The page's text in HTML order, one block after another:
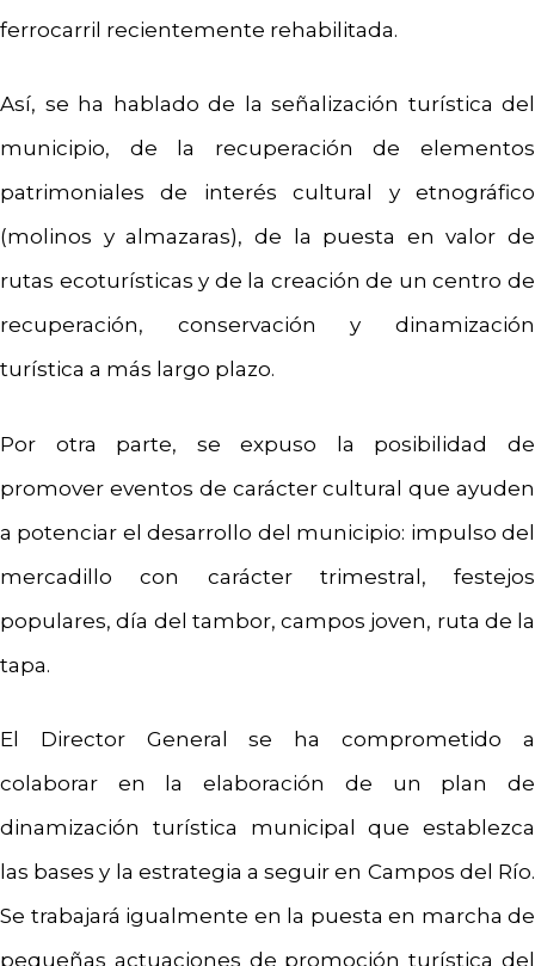
ferrocarril recientemente rehabilitada.
Así, se ha hablado de la señalización turística del
municipio, de la recuperación de elementos
patrimoniales de interés cultural y etnográfico
(molinos y almazaras), de la puesta en valor de
rutas ecoturísticas y de la creación de un centro de
recuperación, conservación y dinamización
turística a más largo plazo.
Por otra parte, se expuso la posibilidad de
promover eventos de carácter cultural que ayuden
a potenciar el desarrollo del municipio: impulso del
mercadillo con carácter trimestral, festejos
populares, día del tambor, campos joven, ruta de la
tapa.
El Director General se ha comprometido a
colaborar en la elaboración de un plan de
dinamización turística municipal que establezca
las bases y la estrategia a seguir en Campos del Río.
Se trabajará igualmente en la puesta en marcha de
pequeñas actuaciones de promoción turística del